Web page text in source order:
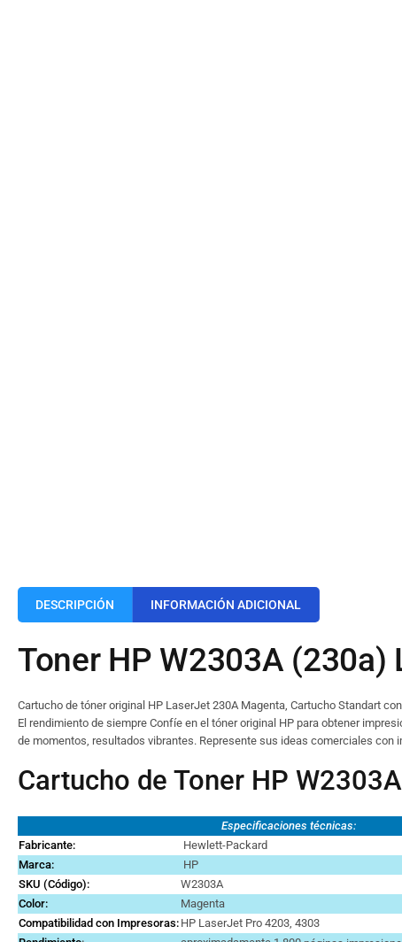
DESCRIPCIÓN INFORMACIÓN ADICIONAL
Toner HP W2303A
Cartucho de tóner original HP LaserJet 230A Magenta, Cartucho Standart
El rendimiento de siempre Confíe en el tóner original HP para obtener
de momentos, resultados vibrantes. Represente sus ideas comerciales
Cartucho de Toner HP
Especificaciones técnicas:
Fabricante:
Hewlett-Packard
Marca:
HP
SKU (Código):
W2303A
Color:
Magenta
Compatibilidad con Impresoras: HP LaserJet Pro 4203, 4303